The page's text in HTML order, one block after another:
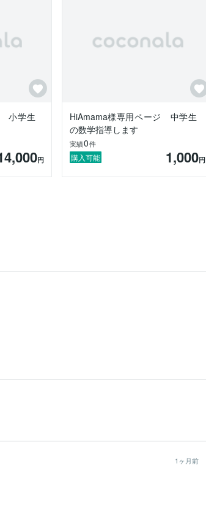
小学生
円
HiAmama様専用ページ 中学生
の数学指導します
実績0件
購入可能 1,000円
1ヶ月前